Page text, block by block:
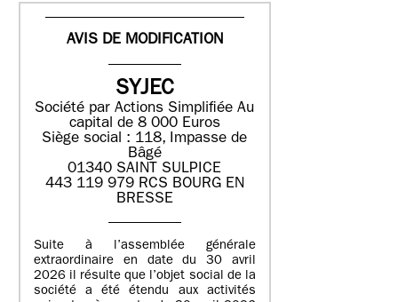
AVIS DE MODIFICATION
SYJEC
Société par Actions SimplifiéeAu
capital de 8 000 Euros
Siège social : 118, Impasse de
Bâgé
01340 SAINT SULPICE
443 119 979 RCS BOURG EN
BRESSE
Suite à l’assemblée générale
extraordinaire en date du 30 avril
2026 il résulte que l’objet social de la
société a été étendu aux activités